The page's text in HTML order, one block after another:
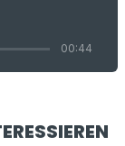
00:44